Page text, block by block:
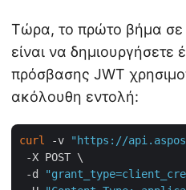
Τώρα, το πρώτο βήμα σε
είναι να δημιουργήσετε
πρόσβασης JWT
ακόλουθη εντολή:
curl -v "https://
-X POST \
-d